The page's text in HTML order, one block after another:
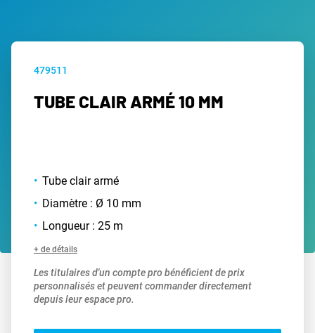
479511
TUBE CLAIR ARMÉ 10 MM
Tube clair armé
Diamètre : Ø 10 mm
Longueur : 25 m
+ de détails
Les titulaires d'un compte pro bénéficient de prix
personnalisés et peuvent commander directement
depuis leur espace pro.